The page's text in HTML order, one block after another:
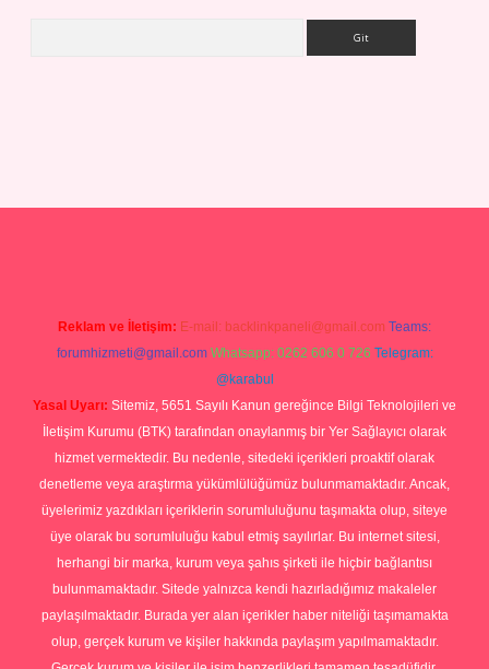
Reklam ve İletişim: E-mail: backlinkpaneli@gmail.com Teams:
forumhizmeti@gmail.com Whatsapp: 0262 606 0 726 Telegram:
@karabul
Yasal Uyarı: Sitemiz, 5651 Sayılı Kanun gereğince Bilgi Teknolojileri ve
İletişim Kurumu (BTK) tarafından onaylanmış bir Yer Sağlayıcı olarak
hizmet vermektedir. Bu nedenle, sitedeki içerikleri proaktif olarak
denetleme veya araştırma yükümlülüğümüz bulunmamaktadır. Ancak,
üyelerimiz yazdıkları içeriklerin sorumluluğunu taşımakta olup, siteye
üye olarak bu sorumluluğu kabul etmiş sayılırlar. Bu internet sitesi,
herhangi bir marka, kurum veya şahıs şirketi ile hiçbir bağlantısı
bulunmamaktadır. Sitede yalnızca kendi hazırladığımız makaleler
paylaşılmaktadır. Burada yer alan içerikler haber niteliği taşımamakta
olup, gerçek kurum ve kişiler hakkında paylaşım yapılmamaktadır.